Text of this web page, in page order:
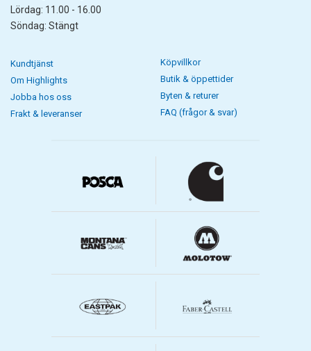
Lördag: 11.00 - 16.00
Söndag: Stängt
Kundtjänst
Om Highlights
Jobba hos oss
Frakt & leveranser
Köpvillkor
Butik & öppettider
Byten & returer
FAQ (frågor & svar)